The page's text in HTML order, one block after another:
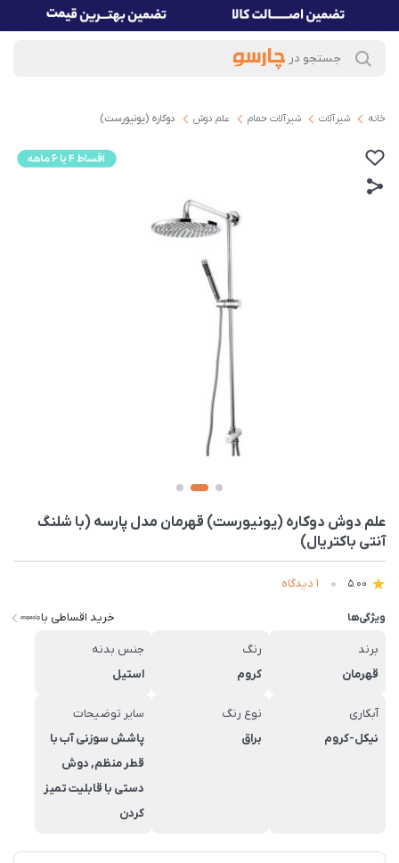
خانه شیرآلات شیرآلات حمام علم دوش دوکاره (یونیورست)
علم دوش دوکاره (یونیورست) قهرمان مدل پارسه (با شلنگ
آنتی باکتریال)
5.00 1 دیدگاه
ویژگی‌ها خرید اقساطی با
برند
قهرمان
رنگ
کروم
جنس بدنه
استیل
آبکاری
نیکل-کروم
نوع رنگ
براق
سایر توضیحات
پاشش سوزنی آب با
قطر منظم, دوش
دستی با قابلیت تمیز
کردن